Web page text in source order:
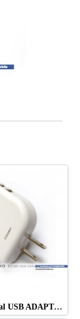
COMMY Dual USB ADAPTOR 2.1A 2รู